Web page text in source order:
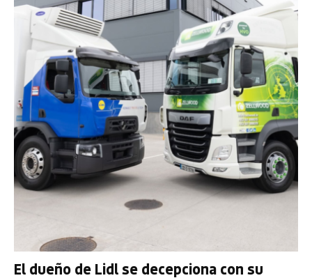
El dueño de Lidl se decepciona con su